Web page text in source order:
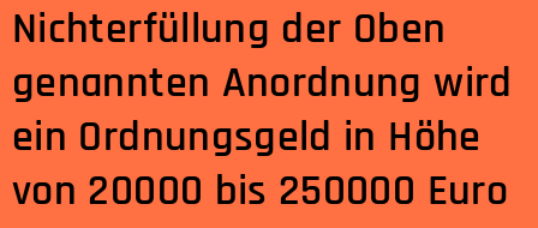
Nichterfüllung der Oben
genannten Anordnung wird
ein Ordnungsgeld in Höhe
von 20000 bis 250000 Euro